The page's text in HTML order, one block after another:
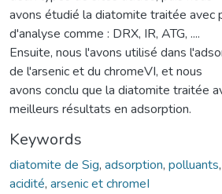
avons étudié la diatomite traitée avec
d'analyse comme : DRX, IR, ATG, ....
Ensuite, nous l'avons utilisé dans
de l'arsenic et du chromeVI, et nous
avons conclu que la diatomite traitée
meilleurs résultats en adsorption.
Keywords
diatomite de Sig, adsorption, polluants,
acidité, arsenic et chromeI